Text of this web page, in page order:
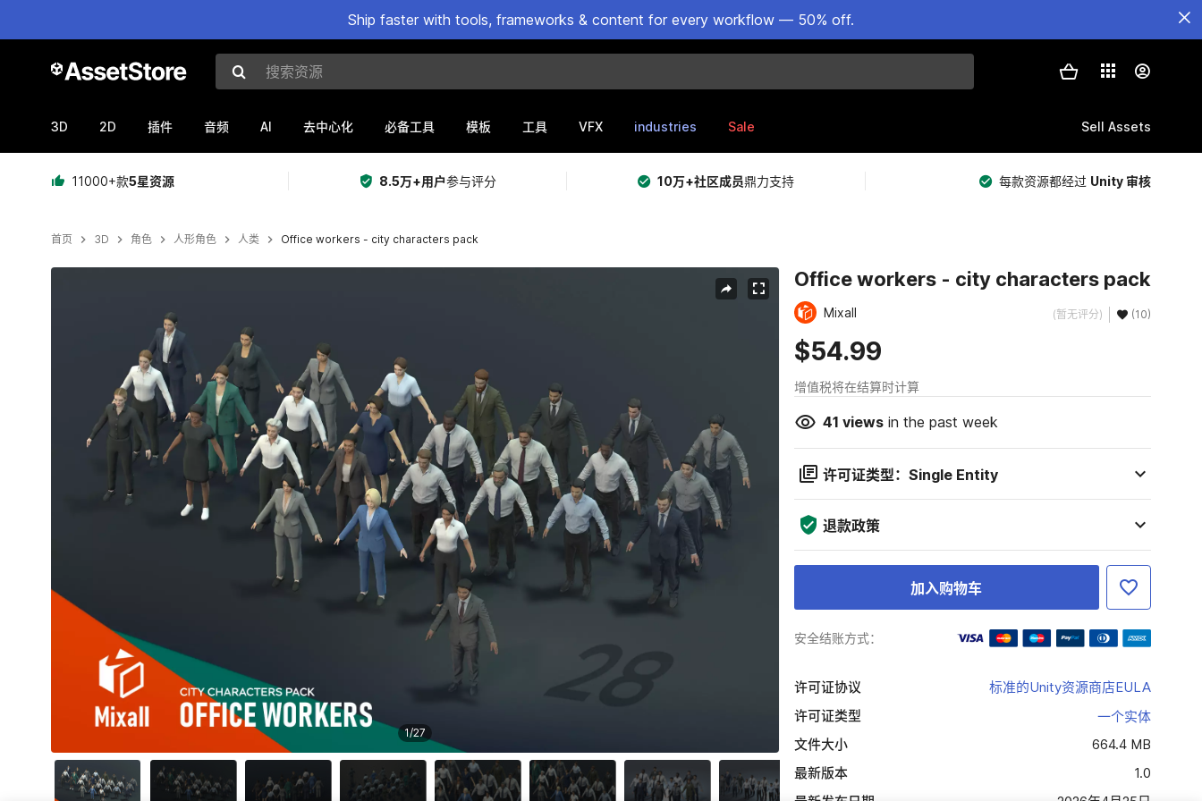
Ship faster with tools, frameworks & content for every workflow — 50% off.
搜索资源
3D 2D 插件 音频 AI 去中心化 必备工具 模板 工具 VFX industries Sale Sell Assets
11000+款5星资源 8.5万+用户参与评分 10万+社区成员鼎力支持 每款资源都经过 Unity 审核
首页 3D 角色 人形角色 人类 Office workers - city characters pack
1/27
Office workers - city characters pack
Mixall (暂无评分) (10)
$54.99
增值税将在结算时计算
41 viewsin the past week
许可证类型：Single Entity
退款政策
加入购物车
安全结账方式：
许可证协议
标准的Unity资源商店EULA
许可证类型
一个实体
文件大小
664.4 MB
最新版本
1.0